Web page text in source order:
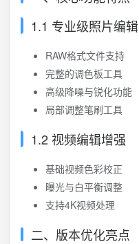
1.1 专业级照片编辑
RAW格式文件支持
完整的调色板工具
高级降噪与锐化功能
局部调整笔刷工具
1.2 视频编辑增强
基础视频色彩校正
曝光与白平衡调整
支持4K视频处理
二、版本优化亮点